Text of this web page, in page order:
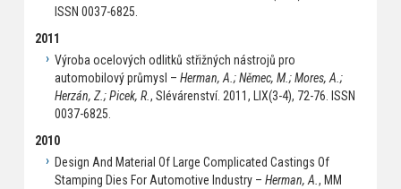
ISSN 0037-6825.
2011
Výroba ocelových odlitků střižných nástrojů pro
automobilový průmysl – Herman, A.; Němec, M.; Mores, A.;
Herzán, Z.; Picek, R. , Slévárenství. 2011, LIX(3-4), 72-76. ISSN
0037-6825.
2010
Design And Material Of Large Complicated Castings Of
Stamping Dies For Automotive Industry – Herman, A. , MM